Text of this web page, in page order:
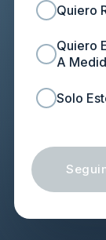
Quiero
Quiero
A
Solo